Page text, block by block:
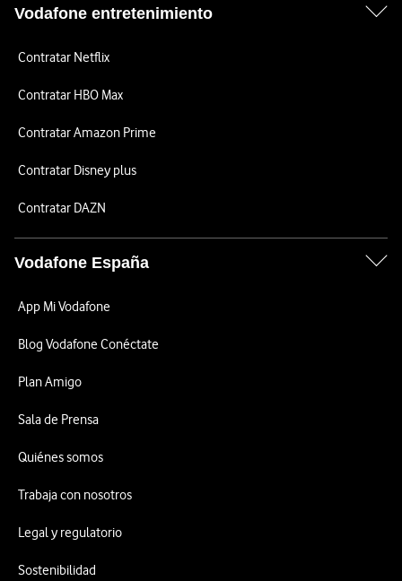
Vodafone entretenimiento
Contratar Netflix
Contratar HBO Max
Contratar Amazon Prime
Contratar Disney plus
Contratar DAZN
Vodafone España
App Mi Vodafone
Blog Vodafone Conéctate
Plan Amigo
Sala de Prensa
Quiénes somos
Trabaja con nosotros
Legal y regulatorio
Sostenibilidad